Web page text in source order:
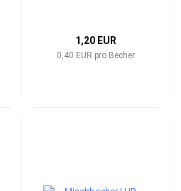
1,20 EUR
0,40 EUR pro Becher